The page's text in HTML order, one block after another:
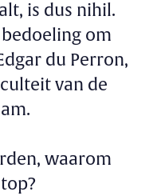
is dus nihil.
om
du Perron,
van de
waarom